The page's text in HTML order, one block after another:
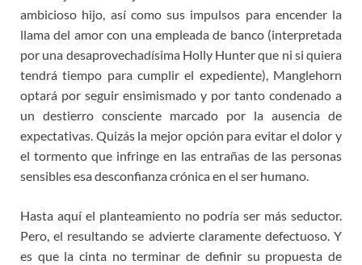
ambicioso hijo, así como sus impulsos para encender la
llama del amor con una empleada de banco (interpretada
por una desaprovechadísima Holly Hunter que ni si quiera
tendrá tiempo para cumplir el expediente), Manglehorn
optará por seguir ensimismado y por tanto condenado a
un destierro consciente marcado por la ausencia de
expectativas. Quizás la mejor opción para evitar el dolor y
el tormento que infringe en las entrañas de las personas
sensibles esa desconfianza crónica en el ser humano.
Hasta aquí el planteamiento no podría ser más seductor.
Pero, el resultando se advierte claramente defectuoso. Y
es que la cinta no terminar de definir su propuesta de